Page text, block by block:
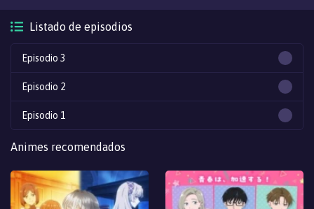
Listado de episodios
Episodio 3
Episodio 2
Episodio 1
Animes recomendados